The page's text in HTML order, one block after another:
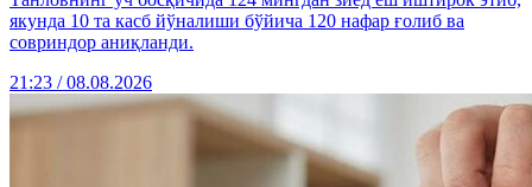
якунда 10 та касб йўналиши бўйича 120 нафар ғолиб ва
совриндор аниқланди.
21:23 / 08.08.2026